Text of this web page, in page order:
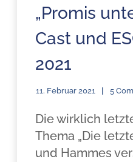
„Promis
Cast und
2021
11. Februar 2021 5
Die wirklich
Thema „Die
und Hammes